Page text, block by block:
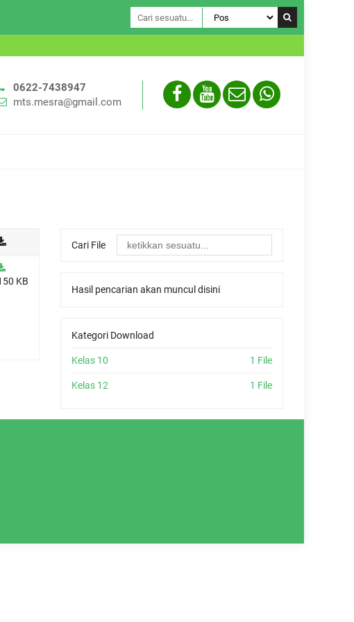
0622-7438947
mts.mesra@gmail.com
Cari File
Hasil pencarian akan muncul disini
Kategori Download
Kelas 10 1 File
Kelas 12 1 File
KB